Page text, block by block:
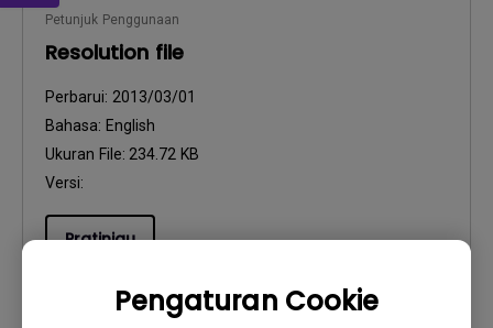
Pengaturan Cookie
Petunjuk Penggunaan
Resolution file
Perbarui: 2013/03/01
Bahasa: English
Ukuran File: 234.72 KB
Versi:
Pratinjau